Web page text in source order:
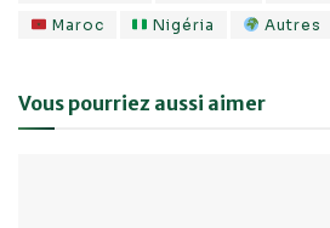
Maroc
Nigéria Autres
Vous pourriez aussi aimer